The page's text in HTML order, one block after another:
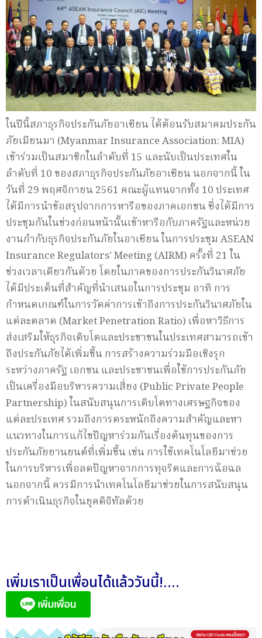
ในปีนี้สภาธุรกิจประกันภัยอาเซียน ได้ต้อนรับสมาคมประกัน
ภัยเมียนมา (Myanmar Insurance Association: MIA)
เข้าร่วมเป็นสมาชิกในลำดับที่ 15 และนับเป็นประเทศใน
ลำดับที่ 10 ของสภาธุรกิจประกันภัยอาเซียน นอกจากนี้ ใน
วันที่ 29 พฤศจิกายน 2561 คณะผู้แทนจากทั้ง 10 ประเทศ
ได้มีการนำข้อสรุปจากการหารือของภาคเอกชน ซึ่งได้มีการ
ประชุมกันในช่วงก่อนหน้านั้นเข้าหารือกับภาครัฐและหน่วย
งานกำกับธุรกิจประกันภัยในอาเซียน ในการประชุม ASEAN
Insurance Regulators’ Meeting (AIRM) ครั้งที่ 21 ใน
ช่วงเวลาเดียวกันด้วย โดยในภาคของการประกันวินาศภัย
ได้มีประเด็นที่สำคัญที่นำเสนอในการประชุม อาทิ การ
กำหนดเกณฑ์ในการวัดค่าการเข้าถึงการประกันวินาศภัยใน
แต่ละตลาด (Market Penetration Ratio) เพื่อหาวิธีการ
ส่งเสริมให้ธุรกิจเติบโตและประชาชนในประเทศสามารถเข้า
ถึงประกันภัยได้เพิ่มขึ้น การสร้างความร่วมมือเชิงรุก
ระหว่างภาครัฐ เอกชน และประชาชนเพื่อใช้การประกันภัย
เป็นเครื่องมือบริหารความเสี่ยง (Public Private People
Partnership) ในสนับสนุนการเติบโตทางเศรษฐกิจของ
แต่ละประเทศ รวมถึงการตระหนักถึงความสำคัญและหา
แนวทางในการแก้ไขปัญหาร่วมกันเรื่องต้นทุนของการ
ประกันภัยยานยนต์ที่เพิ่มขึ้น เช่น การใช้เทคโนโลยีมาช่วย
ในการบริหารเพื่อลดปัญหาจากการทุจริตและการฉ้อฉล
นอกจากนี้ ควรมีการนำเทคโนโลยีมาช่วยในการสนับสนุน
การดำเนินธุรกิจในยุคดิจิทัลด้วย
เพิ่มเราเป็นเพื่อนได้แล้ววันนี้!....